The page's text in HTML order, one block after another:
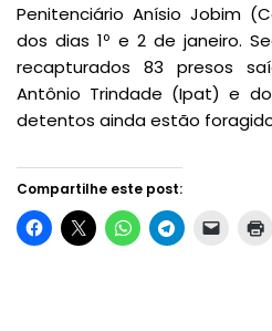
Penitenciário Anísio Jobim
dos dias 1º e 2 de janeiro.
recapturados 83 presos
Antônio Trindade (Ipat) e
detentos ainda estão
Compartilhe este post: